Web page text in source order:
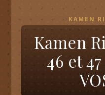
KAMEN
Kamen
46 et